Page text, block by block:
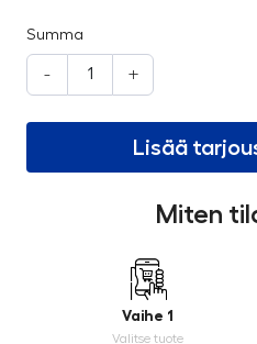
Summa
- +
Lisää
Miten
Vaihe 1
Valitse tuote